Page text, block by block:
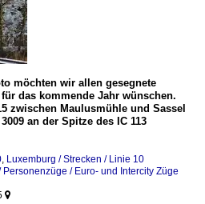
möchten wir allen gesegnete
das kommende Jahr wünschen.
zwischen Maulusmühle und Sassel
an der Spitze des IC 113
Luxemburg / Strecken / Linie 10
Personenzüge / Euro- und Intercity Züge
